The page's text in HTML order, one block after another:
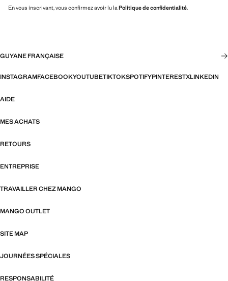
En vous inscrivant, vous confirmez avoir lu la Politique de confidentialité.
GUYANE FRANÇAISE
INSTAGRAMFACEBOOKYOUTUBETIKTOKSPOTIFYPINTERESTXLINKEDIN
AIDE
MES ACHATS
RETOURS
ENTREPRISE
TRAVAILLER CHEZ MANGO
MANGO OUTLET
SITE MAP
JOURNÉES SPÉCIALES
RESPONSABILITÉ